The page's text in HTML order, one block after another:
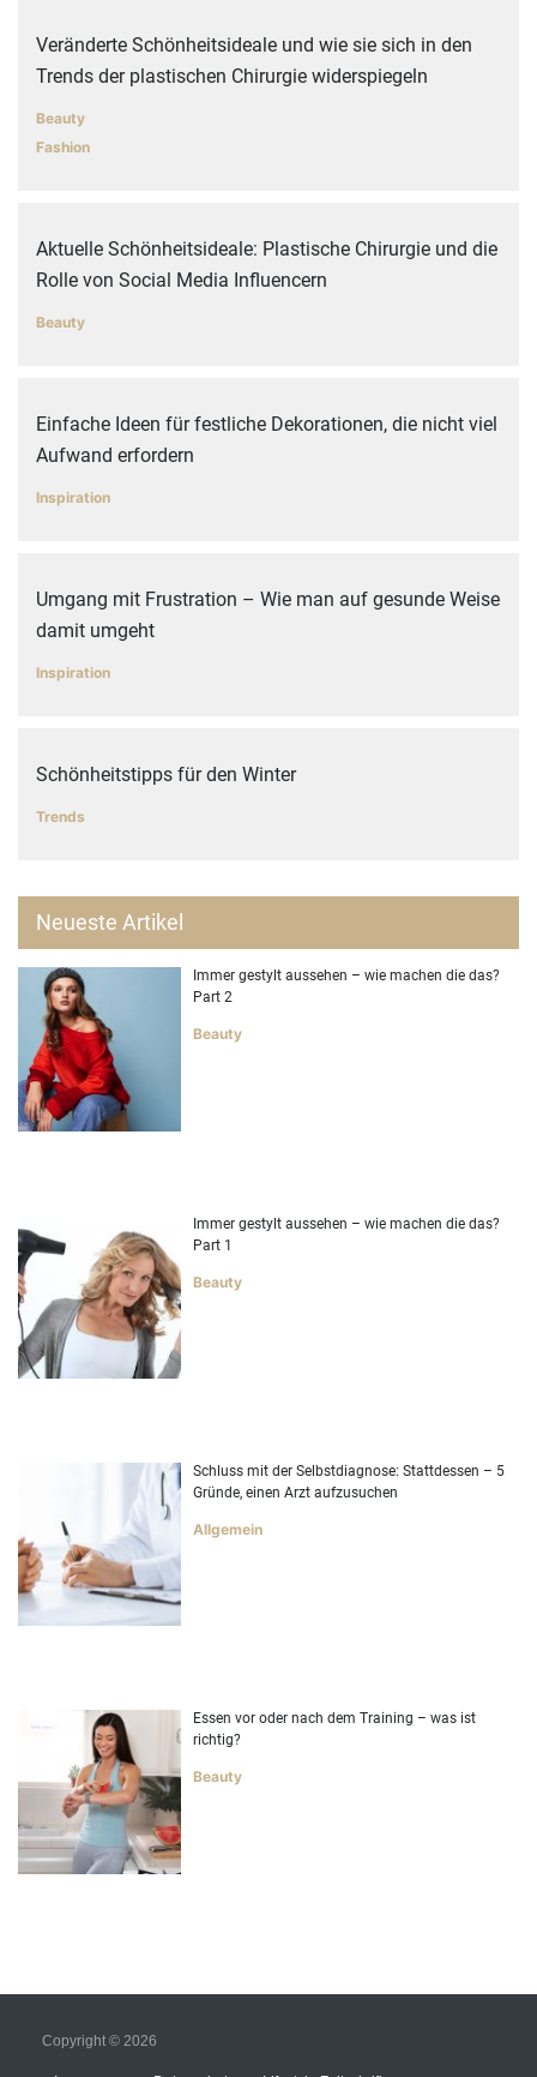
Veränderte Schönheitsideale und wie sie sich in den
Trends der plastischen Chirurgie widerspiegeln
Beauty
Fashion
Aktuelle Schönheitsideale: Plastische Chirurgie und die
Rolle von Social Media Influencern
Beauty
Einfache Ideen für festliche Dekorationen, die nicht viel
Aufwand erfordern
Inspiration
Umgang mit Frustration – Wie man auf gesunde Weise
damit umgeht
Inspiration
Schönheitstipps für den Winter
Trends
Neueste Artikel
Immer gestylt aussehen – wie machen die das?
Part 2
Beauty
Immer gestylt aussehen – wie machen die das?
Part 1
Beauty
Schluss mit der Selbstdiagnose: Stattdessen – 5
Gründe, einen Arzt aufzusuchen
Allgemein
Essen vor oder nach dem Training – was ist
richtig?
Beauty
Copyright © 2026